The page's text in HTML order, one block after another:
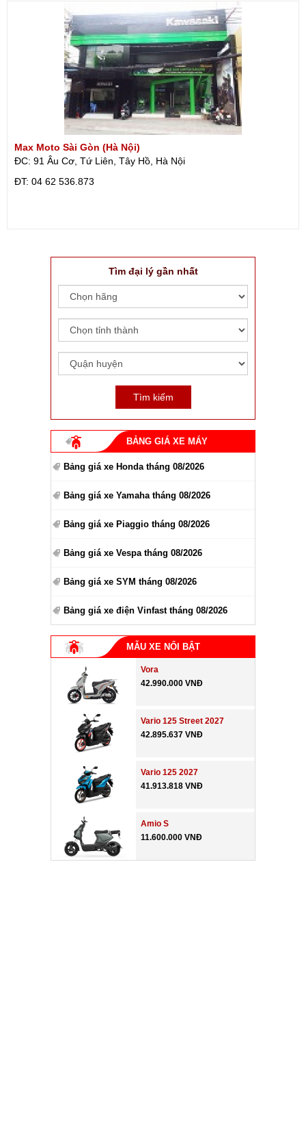
Max Moto Sài Gòn (Hà Nội)
ĐC: 91 Âu Cơ, Tứ Liên, Tây Hồ, Hà Nội
ÐT: 04 62 536.873
Tìm đại lý gần nhất
BẢNG GIÁ XE MÁY
Bảng giá xe Honda tháng 08/2026
Bảng giá xe Yamaha tháng 08/2026
Bảng giá xe Piaggio tháng 08/2026
Bảng giá xe Vespa tháng 08/2026
Bảng giá xe SYM tháng 08/2026
Bảng giá xe điện Vinfast tháng 08/2026
MẪU XE NỔI BẬT
Vora
42.990.000 VNĐ
Vario 125 Street 2027
42.895.637 VNĐ
Vario 125 2027
41.913.818 VNĐ
Amio S
11.600.000 VNĐ